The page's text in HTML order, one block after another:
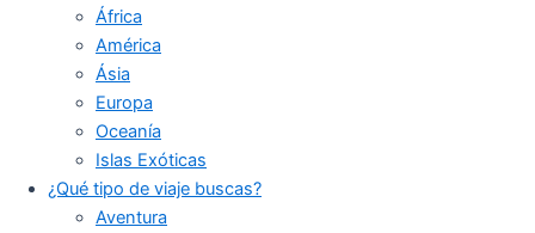
África
América
Ásia
Europa
Oceanía
Islas Exóticas
¿Qué tipo de viaje buscas?
Aventura